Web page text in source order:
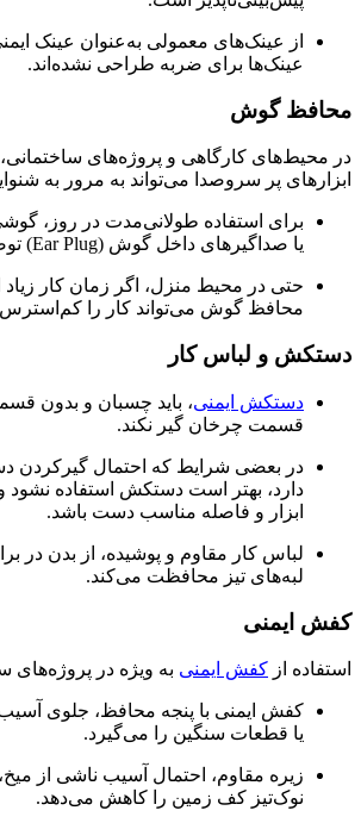
از عینک‌های معمولی به‌عنوان عینک
عینک‌ها برای ضربه طراحی نشده‌اند.
محافظ گوش
در محیط‌های کارگاهی و پروژه‌های ساختمانی،
ابزارهای پر سروصدا می‌تواند به مرور به
یا صداگیرهای داخل گوش (Ear Plug) توصیه می‌شود.
حتی در محیط منزل، اگر زمان کار زیاد
محافظ گوش می‌تواند کار را
دستکش و لباس کار
دستکش ایمنی، باید چسبان و بدون
قسمت چرخان گیر نکند.
در بعضی شرایط که احتمال گیرکردن
دارد، بهتر است دستکش استفاده نشود
ابزار و فاصله مناسب دست باشد.
لباس کار مقاوم و پوشیده، از بدن در
لبه‌های تیز محافظت می‌کند.
کفش ایمنی
استفاده از کفش ایمنی به‌ ویژه در پروژه‌های
کفش ایمنی با پنجه محافظ، جلوی آسیب
یا قطعات سنگین را می‌گیرد.
زیره مقاوم، احتمال آسیب ناشی از
نوک‌تیز کف زمین را کاهش می‌دهد.